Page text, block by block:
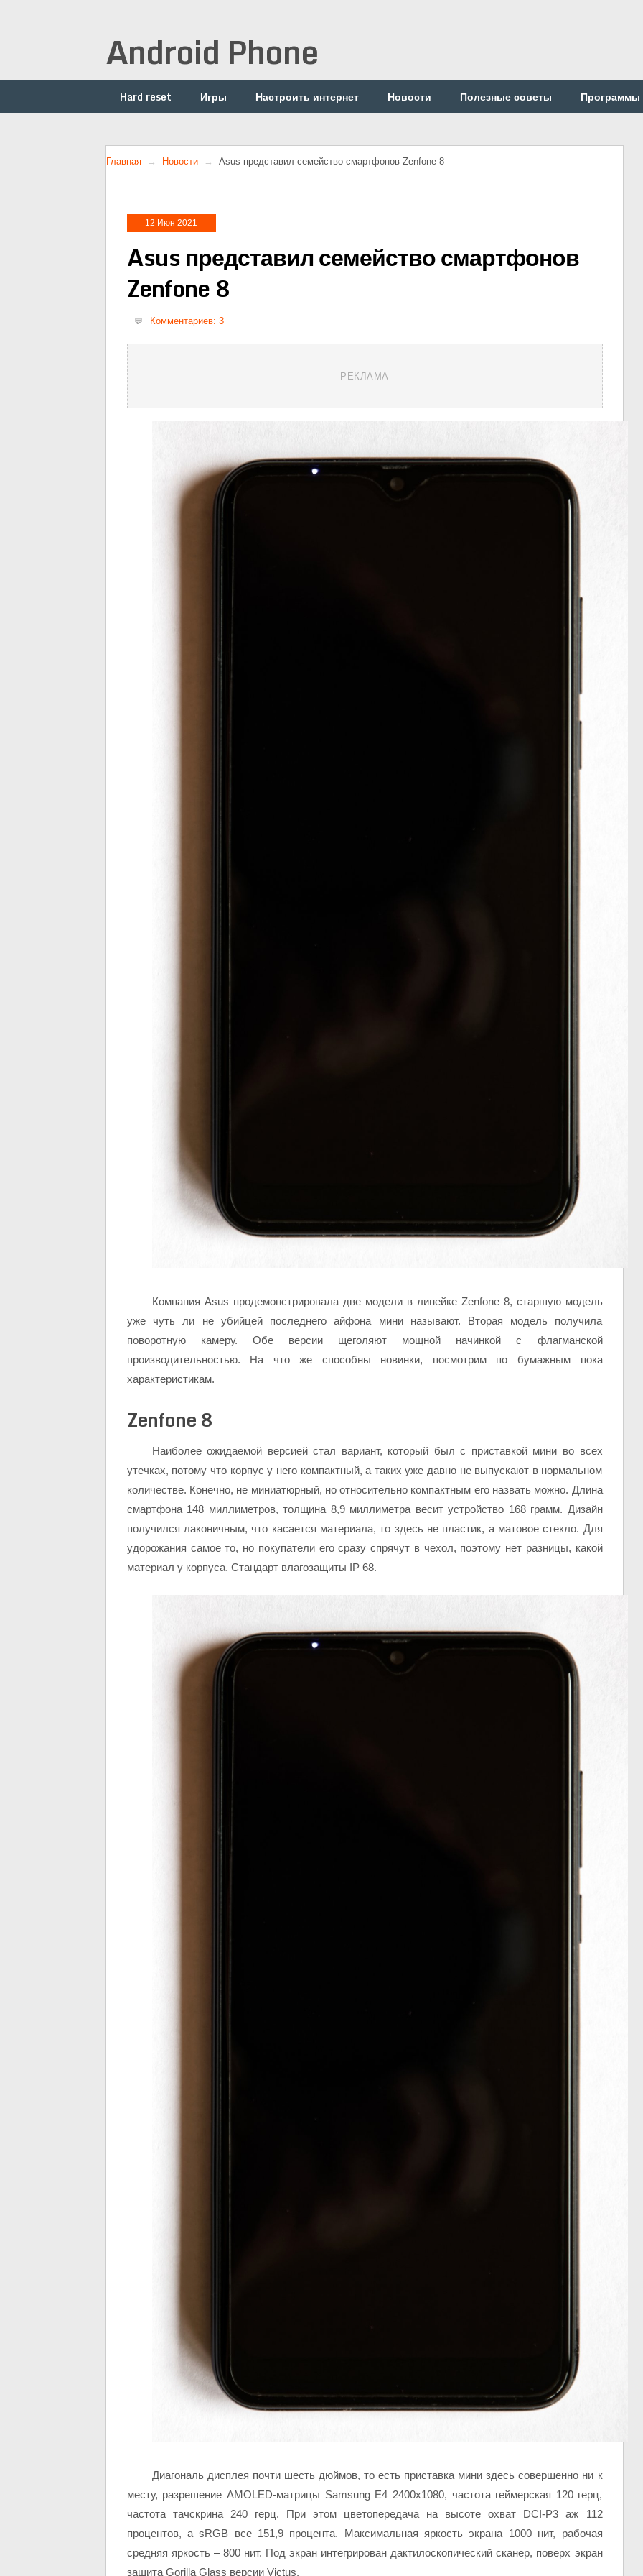
Android Phone
Hard reset Игры Настроить интернет Новости Полезные советы Программы
Главная Новости Asus представил семейство смартфонов Zenfone 8
12 Июн 2021
Asus представил семейство смартфонов
Zenfone 8
Комментариев: 3
РЕКЛАМА
Компания Asus продемонстрировала две модели в линейке Zenfone 8, старшую модель
уже чуть ли не убийцей последнего айфона мини называют. Вторая модель получила
поворотную камеру. Обе версии щеголяют мощной начинкой с флагманской
производительностью. На что же способны новинки, посмотрим по бумажным пока
характеристикам.
Zenfone 8
Наиболее ожидаемой версией стал вариант, который был с приставкой мини во всех
утечках, потому что корпус у него компактный, а таких уже давно не выпускают в нормальном
количестве. Конечно, не миниатюрный, но относительно компактным его назвать можно. Длина
смартфона 148 миллиметров, толщина 8,9 миллиметра весит устройство 168 грамм. Дизайн
получился лаконичным, что касается материала, то здесь не пластик, а матовое стекло. Для
удорожания самое то, но покупатели его сразу спрячут в чехол, поэтому нет разницы, какой
материал у корпуса. Стандарт влагозащиты IP 68.
Диагональ дисплея почти шесть дюймов, то есть приставка мини здесь совершенно ни к
месту, разрешение AMOLED-матрицы Samsung E4 2400х1080, частота геймерская 120 герц,
частота тачскрина 240 герц. При этом цветопередача на высоте охват DCI-P3 аж 112
процентов, а sRGB все 151,9 процента. Максимальная яркость экрана 1000 нит, рабочая
средняя яркость – 800 нит. Под экран интегрирован дактилоскопический сканер, поверх экран
защита Gorilla Glass версии Victus.